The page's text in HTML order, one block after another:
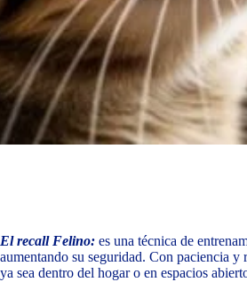
El recall Felino: es una técnica de
aumentando su seguridad. Con paciencia
ya sea dentro del hogar o en espacios